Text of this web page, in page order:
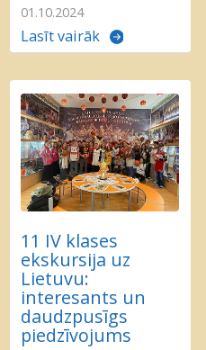
01.10.2024
Lasīt vairāk
11 IV klases
ekskursija uz
Lietuvu:
interesants un
daudzpusīgs
piedzīvojums